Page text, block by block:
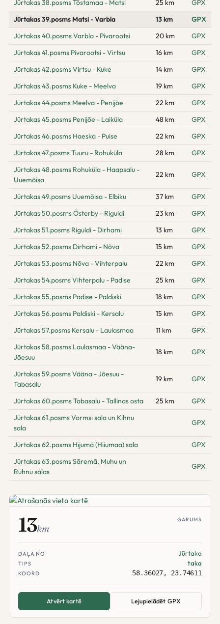
Jūrtakas 38.posms Tõstamaa - Matsi
25 km
GPX
Jūrtakas 39.posms Matsi - Varbla
13 km
GPX
Jūrtakas 40.posms Varbla - Pivarootsi
20 km
GPX
Jūrtakas 41.posms Pivarootsi - Virtsu
16 km
GPX
Jūrtakas 42.posms Virtsu - Kuke
14 km
GPX
Jūrtakas 43.posms Kuke - Meelva
19 km
GPX
Jūrtakas 44.posms Meelva - Penijõe
22 km
GPX
Jūrtakas 45.posms Penijõe - Laiküla
48 km
GPX
Jūrtakas 46.posms Haeska - Puise
22 km
GPX
Jūrtakas 47.posms Tuuru - Rohuküla
28 km
GPX
Jūrtakas 48.posms Rohuküla - Haapsalu -
Uuemõisa
22 km GPX
Jūrtakas 49.posms Uuemõisa - Elbiku 37 km
GPX
Jūrtakas 50.posms Österby - Riguldi
23 km
GPX
Jūrtakas 51.posms Riguldi - Dirhami
13 km
GPX
Jūrtakas 52.posms Dirhami - Nõva
15 km
GPX
Jūrtakas 53.posms Nõva - Vihterpalu
22 km
GPX
Jūrtakas 54.posms Vihterpalu - Padise
25 km
GPX
Jūrtakas 55.posms Padise - Paldiski
18 km
GPX
Jūrtakas 56.posms Paldiski - Kersalu
15 km
GPX
Jūrtakas 57.posms Kersalu - Laulasmaa
11 km
GPX
Jūrtakas 58.posms Laulasmaa - Vääna-
Jõesuu
18 km GPX
Jūrtakas 59.posms Vääna - Jõesuu -
Tabasalu
19 km GPX
Jūrtakas 60.posms Tabasalu - Tallinas osta 25 km
GPX
Jūrtakas 61.posms Vormsi sala un Kihnu
sala
GPX
Jūrtakas 62.posms Hījumā (Hiiumaa) sala
GPX
Jūrtakas 63.posms Sāremā, Muhu un
Ruhnu salas
GPX
13km
GARUMS
DAĻA NO Jūrtaka
TIPS taka
KOORD. 58.36027, 23.74611
Atvērt kartē Lejupielādēt GPX